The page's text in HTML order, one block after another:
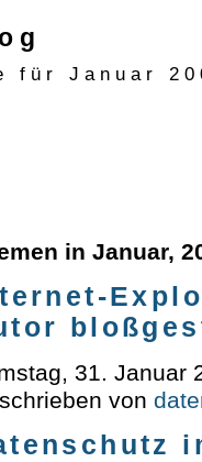
für Januar
in Januar,
31. Januar
von